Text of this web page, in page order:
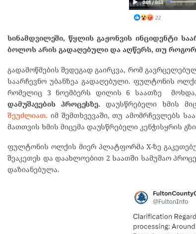
სინამდვილეში, წყლის გაჟონვის ინციდენტი
ბოლოს არის გადაღებული და აღწერს, თუ
გადამოწმების შედეგად გაირკვა, რომ
საარჩევნო უბანზეა გადაღებული. ფულტონის
რომელიც 3 ნოემბერს დილის 6 საათზე
დამუშავების პროცესზე. დაუსწრებელი ხმის
შეუძლიათ. იმ შემთხვევაში, თუ ამომრჩევლებს
მათთვის ხმის მიცემა დაუსწრებელი კენჭისყრის
ფულტონის ოლქის მიერ პლატფორმა X-ზე
შეაკეთეს და დაახლოებით 2 საათში სამუშაო
დაზიანებულა.